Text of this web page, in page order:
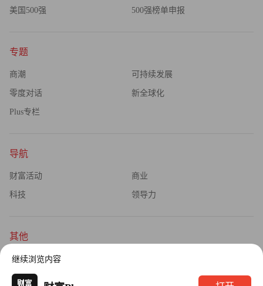
美国500强 500强榜单申报
专题
商潮 可持续发展
零度对话 新全球化
Plus专栏
导航
财富活动 商业
科技 领导力
其他
杂志订阅
隐私政策
继续浏览内容